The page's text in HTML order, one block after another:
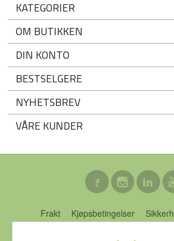
KATEGORIER
OM BUTIKKEN
DIN KONTO
BESTSELGERE
NYHETSBREV
VÅRE KUNDER
Frakt Kjøpsbetingelser